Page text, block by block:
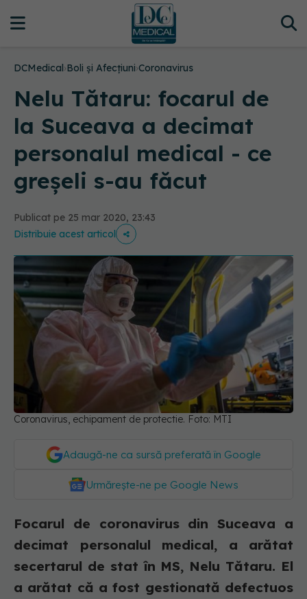
DCMedical›Boli și Afecțiuni›Coronavirus
Nelu Tătaru: focarul de
la Suceava a decimat
personalul medical - ce
greșeli s-au făcut
Publicat pe 25 mar 2020, 23:43
Distribuie acest articol
Coronavirus, echipament de protectie. Foto: MTI
Adaugă-ne ca sursă preferată în Google
Urmărește-ne pe Google News
Focarul de coronavirus din Suceava a
decimat personalul medical, a arătat
secertarul de stat în MS, Nelu Tătaru. El
a arătat că a fost gestionată defectuos